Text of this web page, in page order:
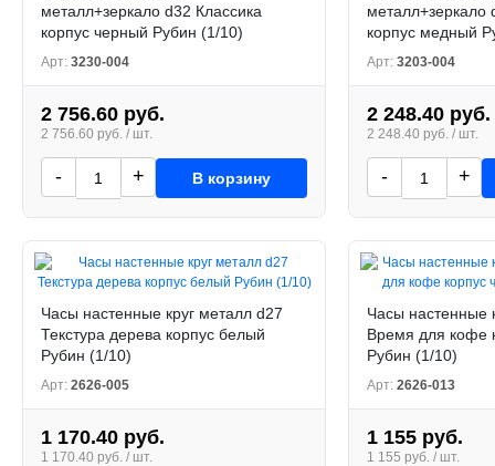
металл+зеркало d32 Классика
корпус черный Рубин (1/10)
Арт: 3230-004
2 756.60 руб.
2 756.60 руб. / шт.
- + В корзину
металл+зеркало
корпус медный
Арт: 3203-004
2 248.40 руб.
2 248.40 руб. / шт.
- +
Часы настенные круг металл d27
Текстура дерева корпус белый
Рубин (1/10)
Арт: 2626-005
1 170.40 руб.
1 170.40 руб. / шт.
Часы настенные
Время для кофе
Рубин (1/10)
Арт: 2626-013
1 155 руб.
1 155 руб. / шт.